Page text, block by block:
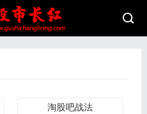
淘股吧战法